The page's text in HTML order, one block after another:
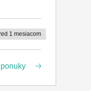
1 mesiacom